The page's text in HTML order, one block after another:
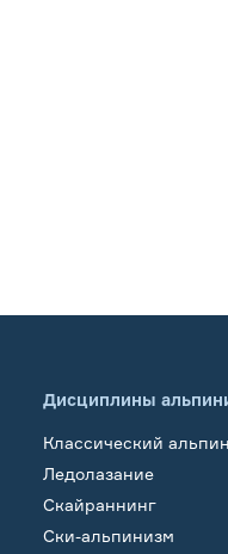
Дисциплины
Классический
Ледолазание
Скайраннинг
Ски-альпинизм